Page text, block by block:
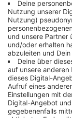
Klauseln sind
vom anderen
Passagen
Anzeige